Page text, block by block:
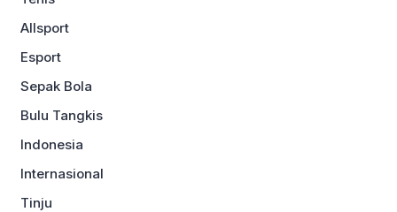
Allsport
Esport
Sepak Bola
Bulu Tangkis
Indonesia
Internasional
Tinju